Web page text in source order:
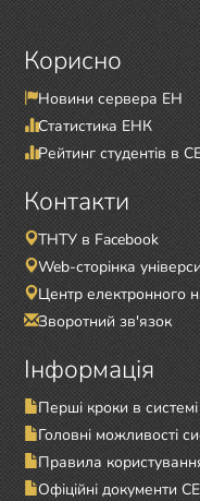
Корисно
Новини сервера ЕН
Статистика ЕНК
Рейтинг студентів в
Контакти
ТНТУ в Facebook
Web-сторінка
Центр електронного
Зворотний зв'язок
Інформація
Перші кроки в
Головні можливості
Правила
Офіційні документи